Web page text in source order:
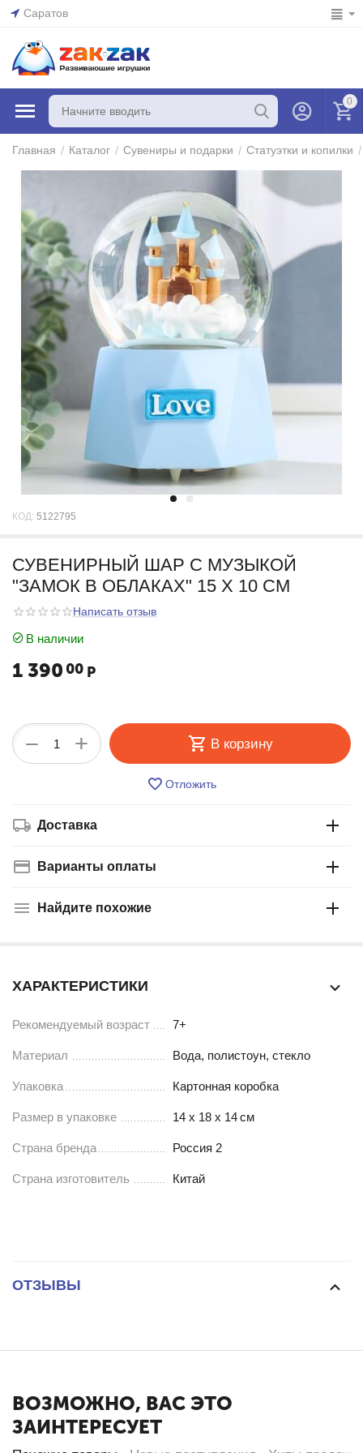
Саратов
0
Главная / Каталог / Сувениры и подарки / Статуэтки и копилки /
КОД: 5122795
СУВЕНИРНЫЙ ШАР С МУЗЫКОЙ
"ЗАМОК В ОБЛАКАХ" 15 Х 10 СМ
Написать отзыв
В наличии
1 390 00 Р
+
− В корзину
Отложить
Доставка
Варианты оплаты
Найдите похожие
ХАРАКТЕРИСТИКИ
Рекомендуемый возраст 7+
Материал Вода, полистоун, стекло
Упаковка Картонная коробка
Размер в упаковке 14 х 18 х 14см
Страна бренда Россия 2
Страна изготовитель Китай
ОТЗЫВЫ
ВОЗМОЖНО, ВАС ЭТО
ЗАИНТЕРЕСУЕТ